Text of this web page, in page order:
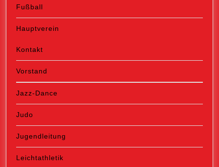
Fußball
Hauptverein
Kontakt
Vorstand
Jazz-Dance
Judo
Jugendleitung
Leichtathletik